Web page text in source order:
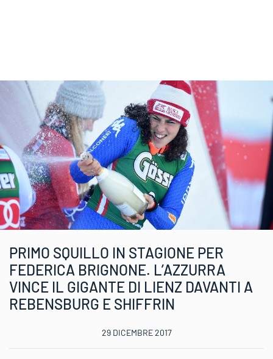
PRIMO SQUILLO IN STAGIONE PER
FEDERICA BRIGNONE. L’AZZURRA
VINCE IL GIGANTE DI LIENZ DAVANTI A
REBENSBURG E SHIFFRIN
29 DICEMBRE 2017